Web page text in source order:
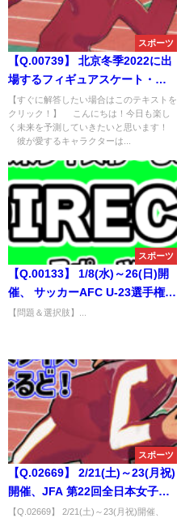
スポーツ
【Q.00739】 北京冬季2022に出
場するフィギュアスケート・羽
生結弦選手。 彼が大会で演技し
た後で投げ入れられるプーさん
の総数は？
【すぐに解答したい場合はこのテキストを
クリック！】 こんにちは！今日も楽し
く未来を予測していきたいと思います！
彼が愛するキャラクターは...
スポーツ
【Q.00133】 1/8(水)～26(日)開
催、 サッカーAFC U-23選手権タ
イ2020。 優勝国は？
【問題＆選択肢】...
スポーツ
【Q.02669】 2/21(土)～23(月祝)
開催、JFA 第22回全日本女子フ
ットサル選手権大会。 優勝チー
【Q.02669】 2/21(土)～23(月祝)開催、